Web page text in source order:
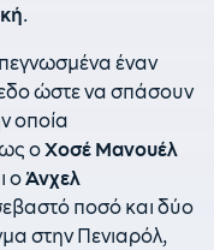
.
έναν
ώστε να σπάσουν
οποία
οΧοσέ Μανουέλ
οΆνχελ
ποσό και δύο
στην Πενιαρόλ,